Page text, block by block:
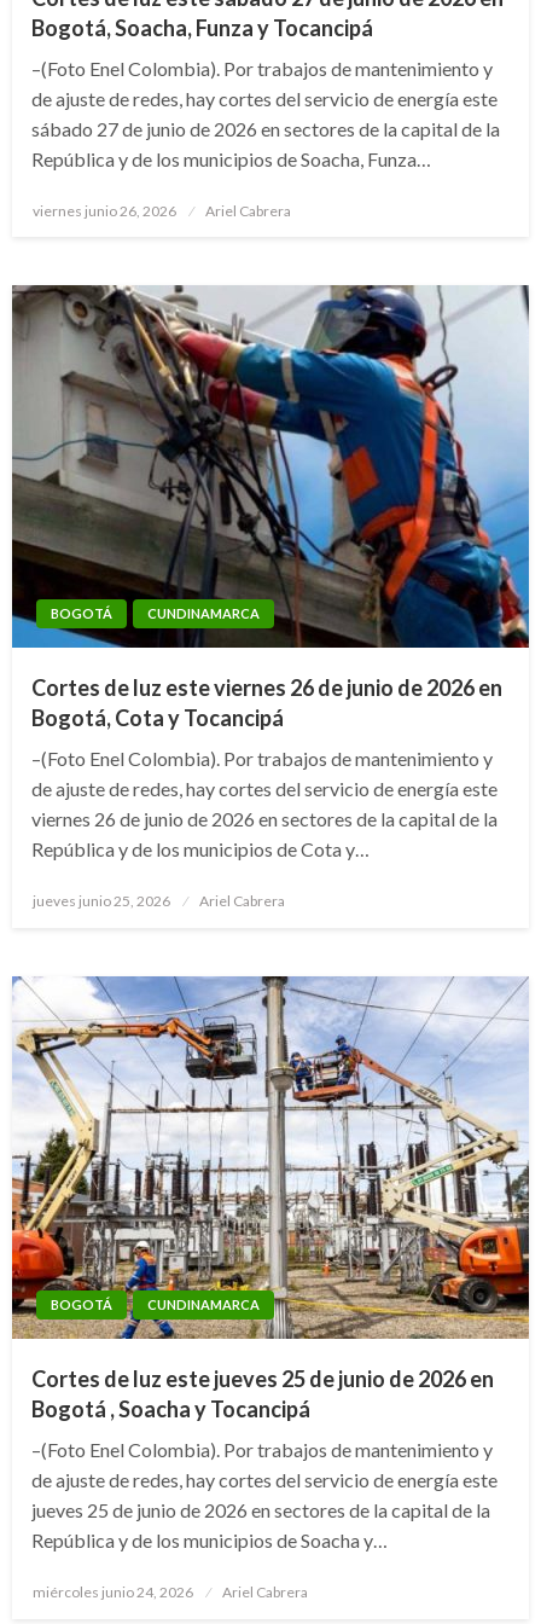
Bogotá, Soacha, Funza y Tocancipá
–(Foto Enel Colombia). Por trabajos de mantenimiento y
de ajuste de redes, hay cortes del servicio de energía este
sábado 27 de junio de 2026 en sectores de la capital de la
República y de los municipios de Soacha, Funza…
Publicado
viernes junio 26, 2026 Ariel Cabrera
BOGOTÁ CUNDINAMARCA
Cortes de luz este viernes 26 de junio de 2026 en
Bogotá, Cota y Tocancipá
–(Foto Enel Colombia). Por trabajos de mantenimiento y
de ajuste de redes, hay cortes del servicio de energía este
viernes 26 de junio de 2026 en sectores de la capital de la
República y de los municipios de Cota y…
Publicado
jueves junio 25, 2026 Ariel Cabrera
BOGOTÁ CUNDINAMARCA
Cortes de luz este jueves 25 de junio de 2026 en
Bogotá , Soacha y Tocancipá
–(Foto Enel Colombia). Por trabajos de mantenimiento y
de ajuste de redes, hay cortes del servicio de energía este
jueves 25 de junio de 2026 en sectores de la capital de la
República y de los municipios de Soacha y…
Publicado
miércoles junio 24, 2026 Ariel Cabrera